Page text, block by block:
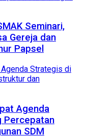
Seminari,
Gereja dan
Papsel
Agenda
Percepatan
SDM